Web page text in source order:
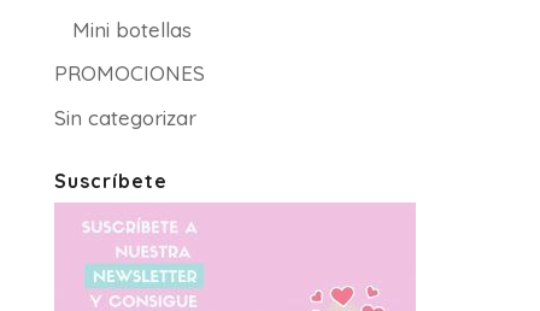
Mini botellas
PROMOCIONES
Sin categorizar
Suscríbete